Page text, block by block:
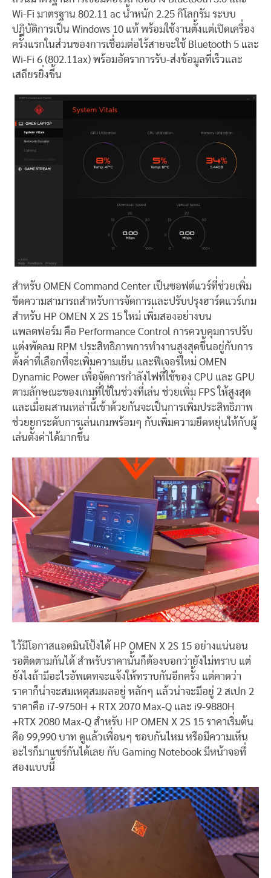
Wi-Fi มาตรฐาน 802.11 ac น้ำหนัก 2.25 กิโลกรัม ระบบ
ปฎิบัติการเป็น Windows 10 แท้ พร้อมใช้งานตั้งแต่เปิดเครื่อง
ครั้งแรกในส่วนของการเชื่อมต่อไร้สายจะใช้ Bluetooth 5 และ
Wi-Fi 6 (802.11ax) พร้อมอัตราการรับ-ส่งข้อมูลที่เร็วและ
เสถียรยิ่งขึ้น
สำหรับ OMEN Command Center เป็นซอฟต์แวร์ที่ช่วยเพิ่ม
ขีดความสามารถสำหรับการจัดการและปรับปรุงฮาร์ดแวร์เกม
สำหรับ HP OMEN X 2S 15 ใหม่ เพิ่มสองอย่างบน
แพลตฟอร์ม คือ Performance Control การควบคุมการปรับ
แต่งพัดลม RPM ประสิทธิภาพการทำงานสูงสุดขึ้นอยู่กับการ
ตั้งค่าที่เลือกที่จะเพิ่มความเย็น และฟีเจอร์ใหม่ OMEN
Dynamic Power เพื่อจัดการกำลังไฟที่ใช้ของ CPU และ GPU
ตามลักษณะของเกมที่ใช้ในช่วงที่เล่น ช่วยเพิ่ม FPS ให้สูงสุด
และเมื่อผสานเหล่านี้เข้าด้วยกันจะเป็นการเพิ่มประสิทธิภาพ
ช่วยยกระดับการเล่นเกมพร้อมๆ กับเพิ่มความยืดหยุ่นให้กับผู้
เล่นตั้งค่าได้มากขึ้น
ไว้มีโอกาสแอดมินโป้งได้ HP OMEN X 2S 15 อย่างแน่นอน
รอติดตามกันได้ สำหรับราคานั้นก็ต้องบอกว่ายังไม่ทราบ แต่
ยังไงถ้ามีอะไรอัพเดทจะแจ้งให้ทราบกันอีกครั้ง แต่คาดว่า
ราคาก็น่าจะสมเหตุสมผลอยู่ หลักๆ แล้วน่าจะมีอยู่ 2 สเปก 2
ราคาคือ i7-9750H + RTX 2070 Max-Q และ i9-9880H
+RTX 2080 Max-Q สำหรับ HP OMEN X 2S 15 ราคาเริ่มต้น
คือ 99,990 บาท ดูแล้วเพื่อนๆ ชอบกันไหม หรือมีความเห็น
อะไรก็มาแชร์กันได้เลย กับ Gaming Notebook มีหน้าจอที่
สองแบบนี้